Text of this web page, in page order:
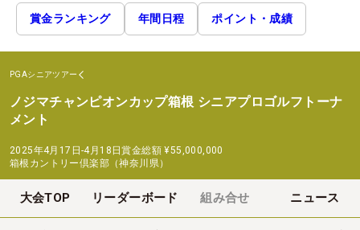
賞金ランキング 年間日程 ポイント・成績
PGAシニアツアー
ノジマチャンピオンカップ箱根 シニアプロゴルフトーナ
メント
2025年4月17日-4月18日賞金総額 ¥55,000,000
箱根カントリー倶楽部（神奈川県）
大会TOP リーダーボード 組み合せ ニュース